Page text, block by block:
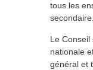
tous les
secondaire.
Le Conseil
nationale
général et